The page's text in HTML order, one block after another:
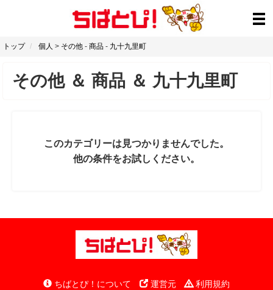
トップ 個人 > その他 - 商品 - 九十九里町
その他＆ 商品 ＆ 九十九里町
このカテゴリーは見つかりませんでした。
他の条件をお試しください。
ちばとぴ！について 運営元
利用規約